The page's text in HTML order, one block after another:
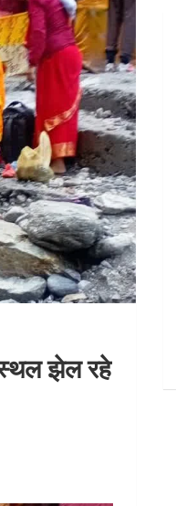
स्थल झेल रहे